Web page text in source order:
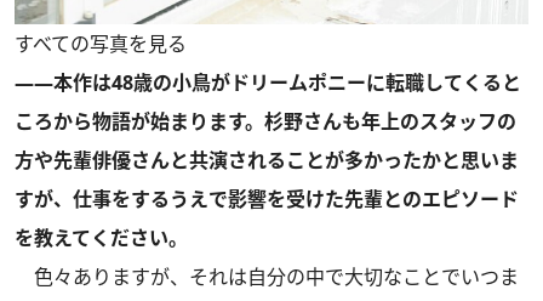
すべての写真を見る
――本作は48歳の小鳥がドリームポニーに転職してくると
ころから物語が始まります。杉野さんも年上のスタッフの
方や先輩俳優さんと共演されることが多かったかと思いま
すが、仕事をするうえで影響を受けた先輩とのエピソード
を教えてください。
色々ありますが、それは自分の中で大切なことでいつま